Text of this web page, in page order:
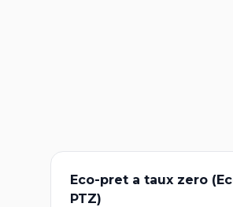
Eco-pret a taux zero
PTZ)